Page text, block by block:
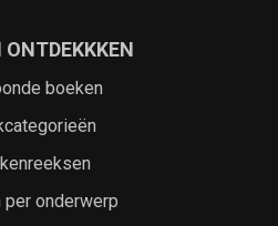
ONTDEKKKEN
boeken
per onderwerp